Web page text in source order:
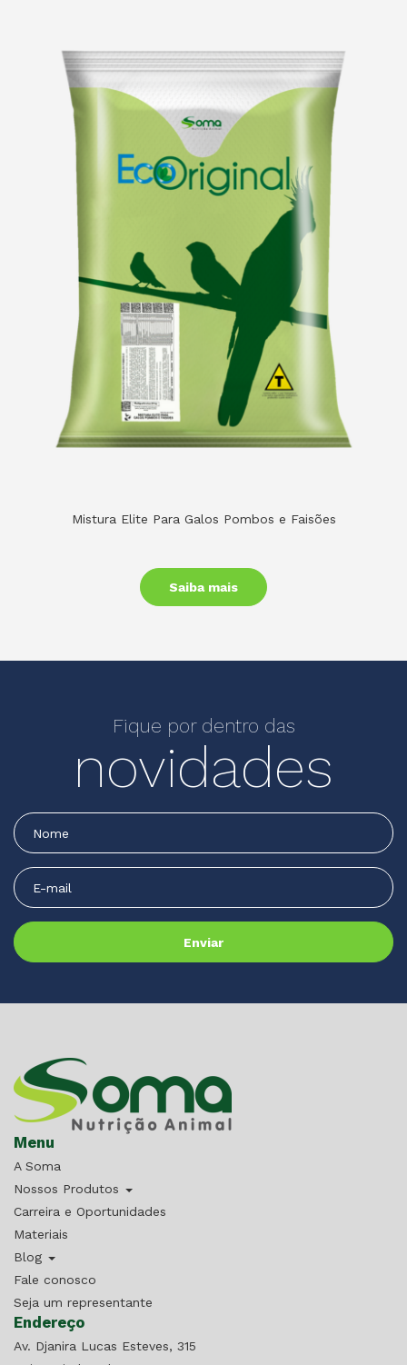
Mistura Elite Para Galos Pombos e Faisões
Saiba mais
Fique por dentro das
novidades
Menu
A Soma
Nossos Produtos
Carreira e Oportunidades
Materiais
Blog
Fale conosco
Seja um representante
Endereço
Av. Djanira Lucas Esteves, 315